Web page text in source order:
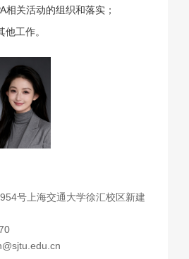
相关活动的组织和落实；
工作。
号上海交通大学徐汇校区新建